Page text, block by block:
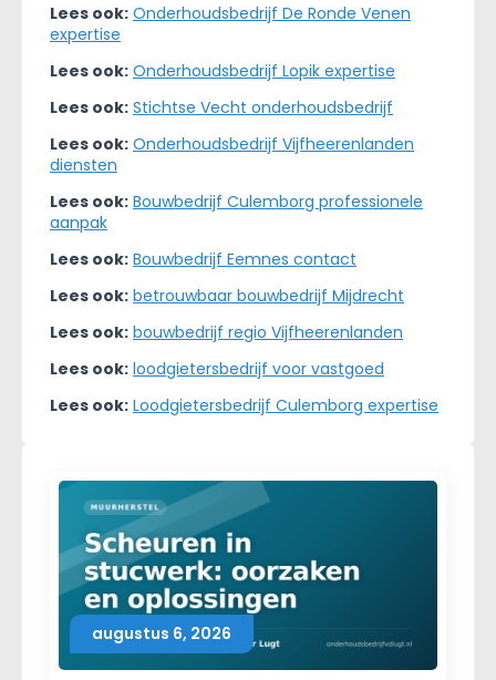
Lees ook: Onderhoudsbedrijf De Ronde Venen
expertise
Lees ook: Onderhoudsbedrijf Lopik expertise
Lees ook: Stichtse Vecht onderhoudsbedrijf
Lees ook: Onderhoudsbedrijf Vijfheerenlanden
diensten
Lees ook: Bouwbedrijf Culemborg professionele
aanpak
Lees ook: Bouwbedrijf Eemnes contact
Lees ook: betrouwbaar bouwbedrijf Mijdrecht
Lees ook: bouwbedrijf regio Vijfheerenlanden
Lees ook: loodgietersbedrijf voor vastgoed
Lees ook: Loodgietersbedrijf Culemborg expertise
augustus 6, 2026